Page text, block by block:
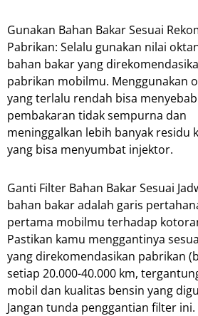
Gunakan Bahan Bakar Sesuai
Pabrikan: Selalu gunakan nilai
bahan bakar yang
pabrikan mobilmu. Menggunakan
yang terlalu rendah bisa
pembakaran tidak sempurna dan
meninggalkan lebih banyak residu
yang bisa menyumbat injektor.
Ganti Filter Bahan Bakar Sesuai
bahan bakar adalah garis
pertama mobilmu terhadap
Pastikan kamu menggantinya
yang direkomendasikan pabrikan
setiap 20.000-40.000 km,
mobil dan kualitas bensin yang
Jangan tunda penggantian filter ini.